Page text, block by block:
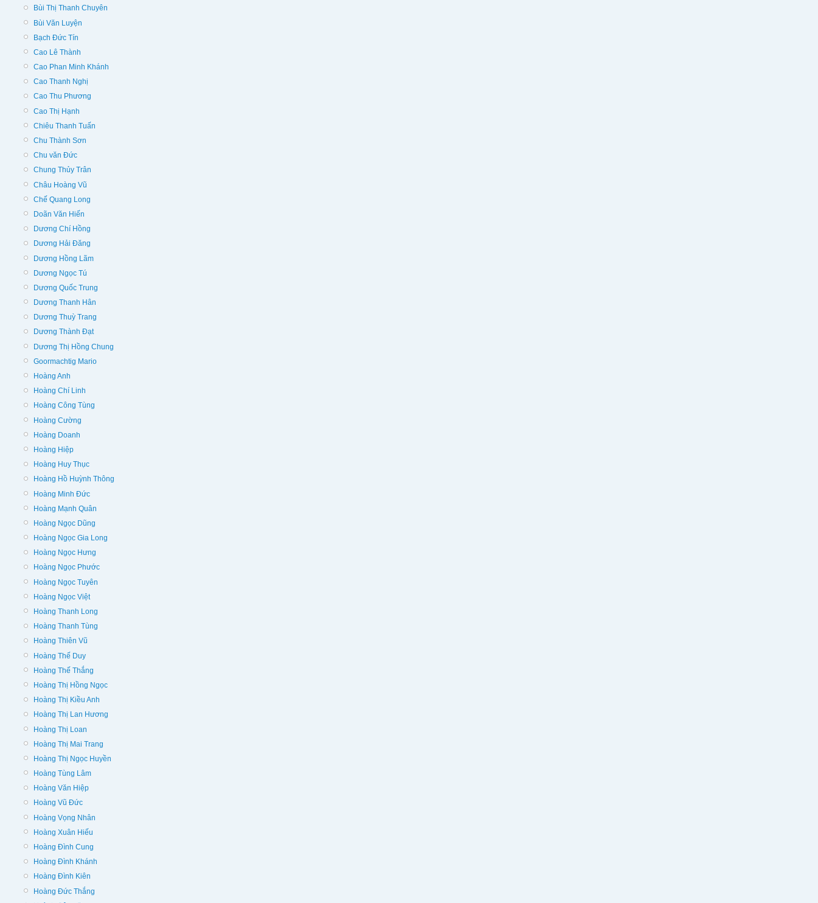
Bùi Thị Thanh Chuyên
Bùi Văn Luyện
Bạch Đức Tín
Cao Lê Thành
Cao Phan Minh Khánh
Cao Thanh Nghị
Cao Thu Phương
Cao Thị Hạnh
Chiêu Thanh Tuấn
Chu Thành Sơn
Chu văn Đức
Chung Thủy Trân
Châu Hoàng Vũ
Chế Quang Long
Doãn Văn Hiến
Dương Chí Hồng
Dương Hải Đăng
Dương Hồng Lãm
Dương Ngọc Tú
Dương Quốc Trung
Dương Thanh Hân
Dương Thuỳ Trang
Dương Thành Đạt
Dương Thị Hồng Chung
Goormachtig Mario
Hoàng Anh
Hoàng Chí Linh
Hoàng Công Tùng
Hoàng Cường
Hoàng Doanh
Hoàng Hiệp
Hoàng Huy Thục
Hoàng Hồ Huỳnh Thông
Hoàng Minh Đức
Hoàng Mạnh Quân
Hoàng Ngọc Dũng
Hoàng Ngọc Gia Long
Hoàng Ngọc Hưng
Hoàng Ngọc Phước
Hoàng Ngọc Tuyên
Hoàng Ngọc Việt
Hoàng Thanh Long
Hoàng Thanh Tùng
Hoàng Thiên Vũ
Hoàng Thế Duy
Hoàng Thế Thắng
Hoàng Thị Hồng Ngọc
Hoàng Thị Kiều Anh
Hoàng Thị Lan Hương
Hoàng Thị Loan
Hoàng Thị Mai Trang
Hoàng Thị Ngọc Huyền
Hoàng Tùng Lâm
Hoàng Văn Hiệp
Hoàng Vũ Đức
Hoàng Vọng Nhân
Hoàng Xuân Hiếu
Hoàng Đình Cung
Hoàng Đình Khánh
Hoàng Đình Kiên
Hoàng Đức Thắng